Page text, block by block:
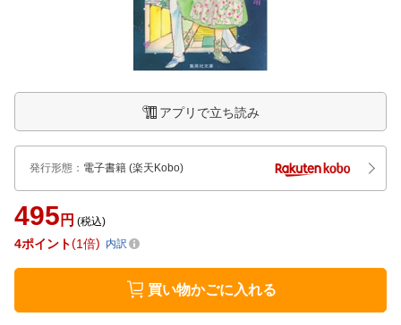
アプリで立ち読み
発行形態 ： 電子書籍 (楽天Kobo)
495 円 (税込)
4ポイント 1倍 内訳
買い物かごに入れる